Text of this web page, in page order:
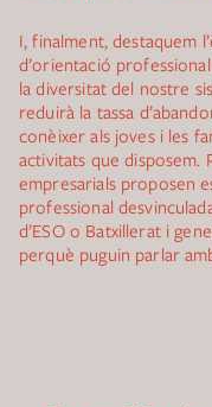
I, finalment, destaquem
d’orientació
la diversitat del nostre
reduirà la tassa
conèixer als joves i les
activitats que disposem.
empresarials proposen
professional
d’ESO o Batxillerat i
perquè puguin parlar